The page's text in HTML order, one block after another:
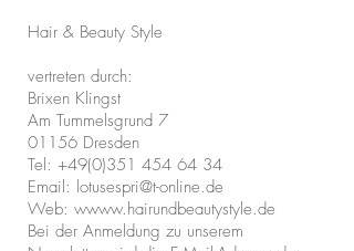
Hair & Beauty Style
vertreten durch:
Brixen Klingst
Am Tummelsgrund 7
01156 Dresden
Tel: +49(0)351 454 64 34
Email: lotusespri@t-online.de
Web: wwww.hairundbeautystyle.de
Bei der Anmeldung zu unserem